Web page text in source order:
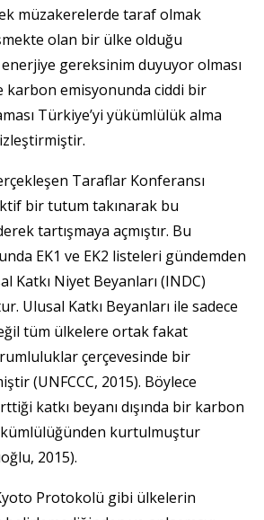
müzakerelerde taraf olmak
olan bir ülke olduğu
gereksinim duyuyor olması
karbon emisyonunda ciddi bir
Türkiye’yi yükümlülük alma
Taraflar Konferansı
bir tutum takınarak bu
tartışmaya açmıştır. Bu
EK1 ve EK2 listeleri gündemden
Katkı Niyet Beyanları (INDC)
Ulusal Katkı Beyanları ile sadece
tüm ülkelere ortak fakat
çerçevesinde bir
(UNFCCC, 2015). Böylece
katkı beyanı dışında bir karbon
kurtulmuştur
2015).
Protokolü gibi ülkelerin